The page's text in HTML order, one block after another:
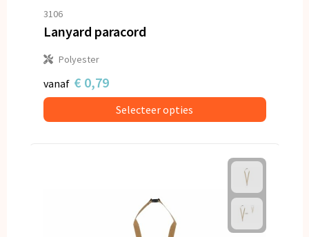
3106
Lanyard paracord
Polyester
vanaf € 0,79
Selecteer opties